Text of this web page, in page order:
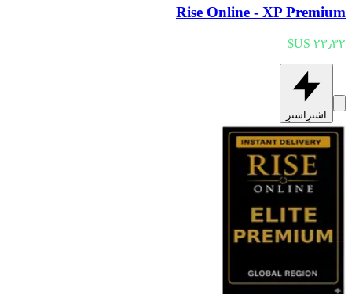
Rise Online - XP Premium
اشترِ اشترِ